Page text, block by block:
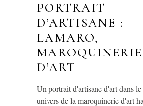
PORTRAIT
D’ARTISANE :
LAMARO,
MAROQUINERIE
D’ART
Un portrait d'artisane d'art dans
univers de la maroquinerie d'art